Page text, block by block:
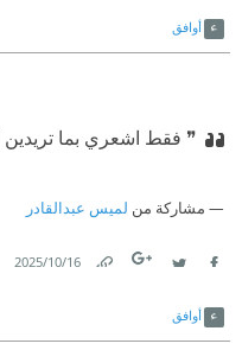
أوافق
❞ فقط اشعري بما
مشاركة من لميس عبدالقادر
16‏/10‏/2025
أوافق